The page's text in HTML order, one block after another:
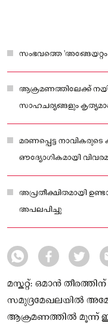
സംഭവത്തെ 'അങ്ങേയറ്റം
ആക്രമണത്തിലേക്ക്
സാഹചര്യങ്ങളും
മന്ത്രാലയം വഴി
വരികയാണ്.
മരണപ്പെട്ട
ഔദ്യോഗികമായി
അപ്രതീക്ഷിതമായി
അപലപിച്ചു
മസ്കറ്റ്: ഒമാൻ
സമുദ്രമേഖലയിൽ
ആക്രമണത്തിൽ മൂന്ന്